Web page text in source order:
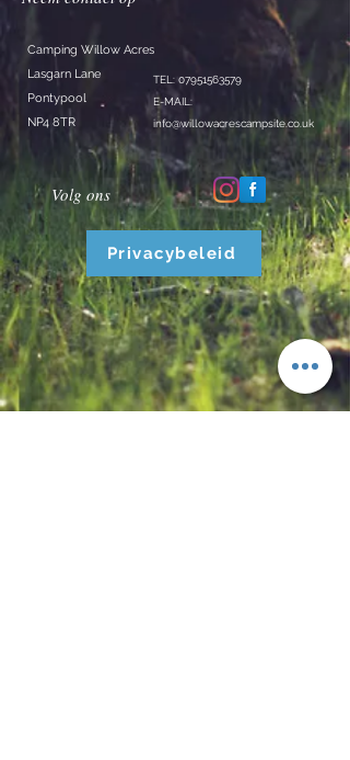
Camping Willow Acres
Lasgarn Lane
Pontypool
NP4 8TR
TEL: 07951563579
E-MAIL:
info@willowacrescampsite.co.uk
Volg ons
Privacybeleid